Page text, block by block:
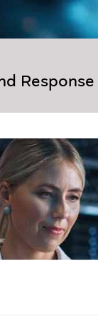
Response